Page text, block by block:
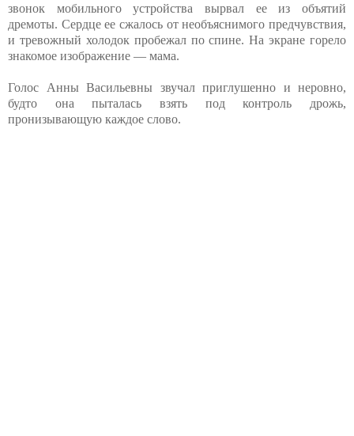
звонок мобильного устройства вырвал ее из объятий
дремоты. Сердце ее сжалось от необъяснимого предчувствия,
и тревожный холодок пробежал по спине. На экране горело
знакомое изображение — мама.
Голос Анны Васильевны звучал приглушенно и неровно,
будто она пыталась взять под контроль дрожь,
пронизывающую каждое слово.